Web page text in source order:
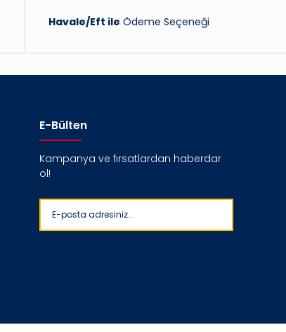
Havale/Eft ile Ödeme Seçeneği
E-Bülten
Kampanya ve fırsatlardan haberdar
ol!